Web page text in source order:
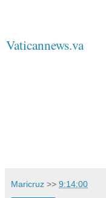
Vaticannews.va
Maricruz >> 9:14:00